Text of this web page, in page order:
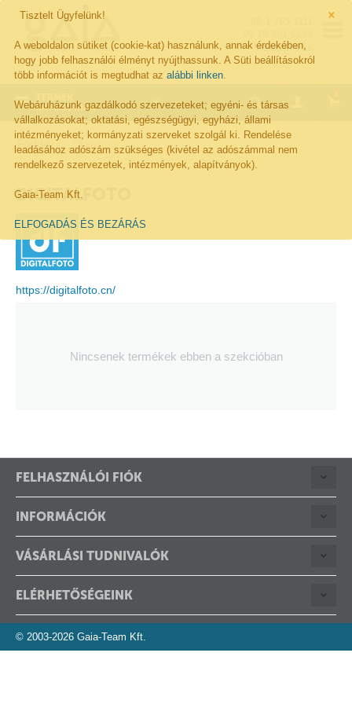
×
Tisztelt Ügyfelünk!
A weboldalon sütiket (cookie-kat) használunk, annak érdekében,
hogy jobb felhasználói élményt nyújthassunk. A Süti beállításokról
több információt is megtudhat az alábbi linken.
Webáruházunk gazdálkodó szervezeteket; egyéni- és társas
vállalkozásokat; oktatási, egészségügyi, egyházi, állami
intézményeket; kormányzati szerveket szolgál ki. Rendelése
leadásához adószám szükséges (kivétel az adószámmal nem
rendelkező szervezetek, intézmények, alapítványok).
Gaia-Team Kft.
ELFOGADÁS ÉS BEZÁRÁS
Visszahívás
KATEGÓRIÁK
Főoldal Digitalfoto
DIGITALFOTO
https://digitalfoto.cn/
Nincsenek termékek ebben a szekcióban
FELHASZNÁLÓI FIÓK
INFORMÁCIÓK
VÁSÁRLÁSI TUDNIVALÓK
ELÉRHETŐSÉGEINK
© 2003-2026 Gaia-Team Kft.